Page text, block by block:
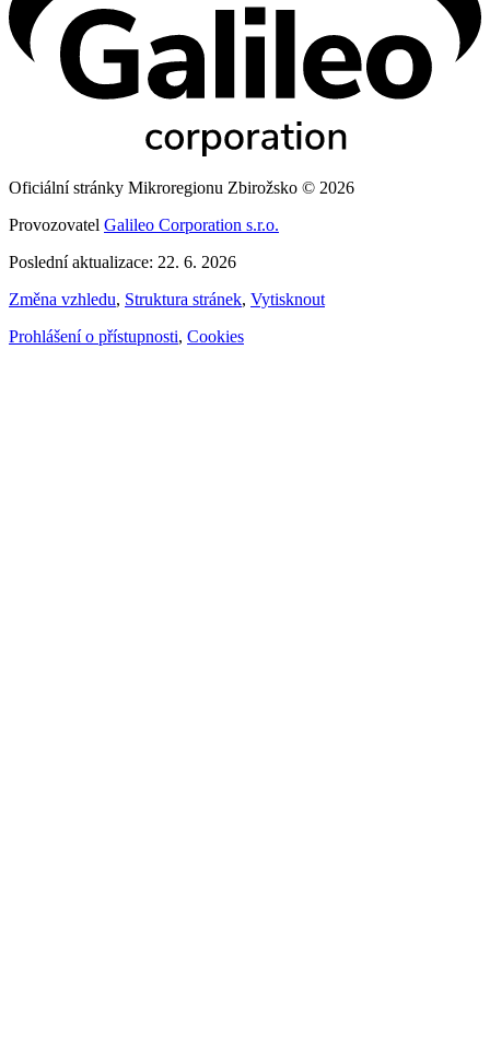
Oficiální stránky Mikroregionu Zbirožsko © 2026
Provozovatel Galileo Corporation s.r.o.
Poslední aktualizace: 22. 6. 2026
Změna vzhledu, Struktura stránek, Vytisknout
Prohlášení o přístupnosti, Cookies